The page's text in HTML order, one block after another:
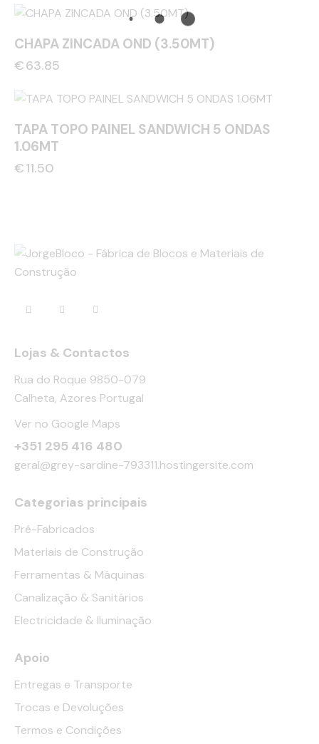
CHAPA ZINCADA OND (3.50MT)
€63.85
TAPA TOPO PAINEL SANDWICH 5 ONDAS
1.06MT
€11.50
Lojas & Contactos
Rua do Roque 9850-079
Calheta, Azores Portugal
Ver no Google Maps
+351 295 416 480
geral@grey-sardine-793311.hostingersite.com
Categorias principais
Pré-Fabricados
Materiais de Construção
Ferramentas & Máquinas
Canalização & Sanitários
Electricidade & Iluminação
Apoio
Entregas e Transporte
Trocas e Devoluções
Termos e Condições